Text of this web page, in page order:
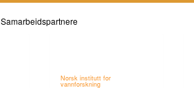
Samarbeidspartnere
Norsk institutt for
vannforskning